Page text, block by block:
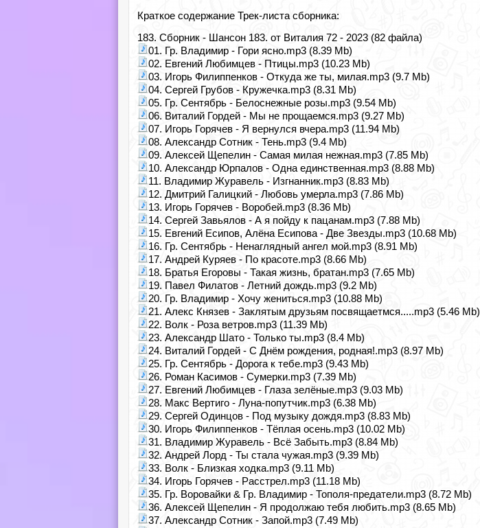
Краткое содержание Трек-листа сборника:
183. Сборник - Шансон 183. от Виталия 72 - 2023 (82 файла)
01. Гр. Владимир - Гори ясно.mp3 (8.39 Mb)
02. Евгений Любимцев - Птицы.mp3 (10.23 Mb)
03. Игорь Филиппенков - Откуда же ты, милая.mp3 (9.7 Mb)
04. Сергей Грубов - Кружечка.mp3 (8.31 Mb)
05. Гр. Сентябрь - Белоснежные розы.mp3 (9.54 Mb)
06. Виталий Гордей - Мы не прощаемся.mp3 (9.27 Mb)
07. Игорь Горячев - Я вернулся вчера.mp3 (11.94 Mb)
08. Александр Сотник - Тень.mp3 (9.4 Mb)
09. Алексей Щепелин - Самая милая нежная.mp3 (7.85 Mb)
10. Александр Юрпалов - Одна единственная.mp3 (8.88 Mb)
11. Владимир Журавель - Изгнанник.mp3 (8.83 Mb)
12. Дмитрий Галицкий - Любовь умерла.mp3 (7.86 Mb)
13. Игорь Горячев - Воробей.mp3 (8.36 Mb)
14. Сергей Завьялов - А я пойду к пацанам.mp3 (7.88 Mb)
15. Евгений Есипов, Алёна Есипова - Две Звезды.mp3 (10.68 Mb)
16. Гр. Сентябрь - Ненаглядный ангел мой.mp3 (8.91 Mb)
17. Андрей Куряев - По красоте.mp3 (8.66 Mb)
18. Братья Егоровы - Такая жизнь, братан.mp3 (7.65 Mb)
19. Павел Филатов - Летний дождь.mp3 (9.2 Mb)
20. Гр. Владимир - Хочу жениться.mp3 (10.88 Mb)
21. Алекс Князев - Заклятым друзьям посвящаетмся.....mp3 (5.46 Mb)
22. Волк - Роза ветров.mp3 (11.39 Mb)
23. Александр Шато - Только ты.mp3 (8.4 Mb)
24. Виталий Гордей - С Днём рождения, родная!.mp3 (8.97 Mb)
25. Гр. Сентябрь - Дорога к тебе.mp3 (9.43 Mb)
26. Роман Касимов - Сумерки.mp3 (7.39 Mb)
27. Евгений Любимцев - Глаза зелёные.mp3 (9.03 Mb)
28. Макс Вертиго - Луна-попутчик.mp3 (6.38 Mb)
29. Сергей Одинцов - Под музыку дождя.mp3 (8.83 Mb)
30. Игорь Филиппенков - Тёплая осень.mp3 (10.02 Mb)
31. Владимир Журавель - Всё Забыть.mp3 (8.84 Mb)
32. Андрей Лорд - Ты стала чужая.mp3 (9.39 Mb)
33. Волк - Близкая ходка.mp3 (9.11 Mb)
34. Игорь Горячев - Расстрел.mp3 (11.18 Mb)
35. Гр. Воровайки & Гр. Владимир - Тополя-предатели.mp3 (8.72 Mb)
36. Алексей Щепелин - Я продолжаю тебя любить.mp3 (8.65 Mb)
37. Александр Сотник - Запой.mp3 (7.49 Mb)